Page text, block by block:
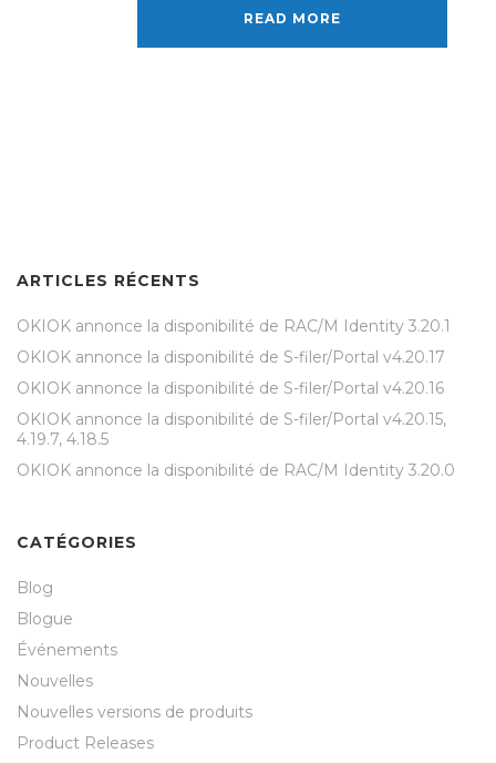
READ MORE
ARTICLES RÉCENTS
OKIOK annonce la disponibilité de RAC/M Identity 3.20.1
OKIOK annonce la disponibilité de S-filer/Portal v4.20.17
OKIOK annonce la disponibilité de S-filer/Portal v4.20.16
OKIOK annonce la disponibilité de S-filer/Portal v4.20.15,
4.19.7, 4.18.5
OKIOK annonce la disponibilité de RAC/M Identity 3.20.0
CATÉGORIES
Blog
Blogue
Événements
Nouvelles
Nouvelles versions de produits
Product Releases